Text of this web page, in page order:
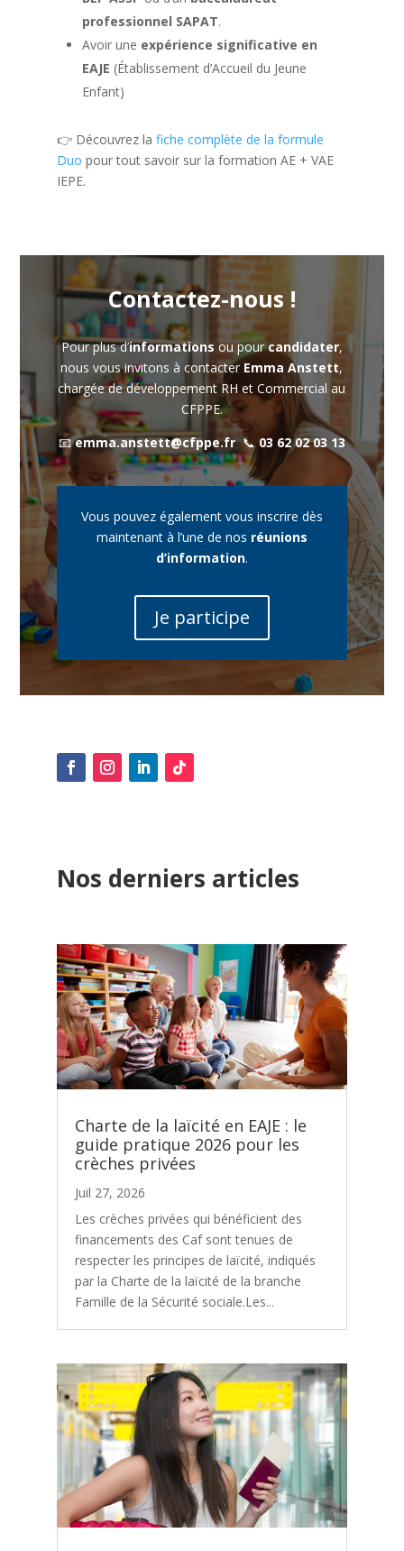
professionnel SAPAT.
Avoir une expérience significative en
EAJE (Établissement d’Accueil du Jeune
Enfant)
👉 Découvrez la fiche complète de la formule
Duo pour tout savoir sur la formation AE + VAE
IEPE.
Contactez-nous !
Pour plus d’informations ou pourcandidater,
nous vous invitons à contacter Emma Anstett,
chargée de développement RH et Commercial au
CFPPE.
📧emma.anstett@cfppe.fr📞03 62 02 03 13
Vous pouvez également vous inscrire dès
maintenant à l’une de nos réunions
d’information.
Je participe
Nos derniers articles
Charte de la laïcité en EAJE : le
guide pratique 2026 pour les
crèches privées
Juil 27, 2026
Les crèches privées qui bénéficient des
financements des Caf sont tenues de
respecter les principes de laïcité, indiqués
par la Charte de la laïcité de la branche
Famille de la Sécurité sociale.Les...